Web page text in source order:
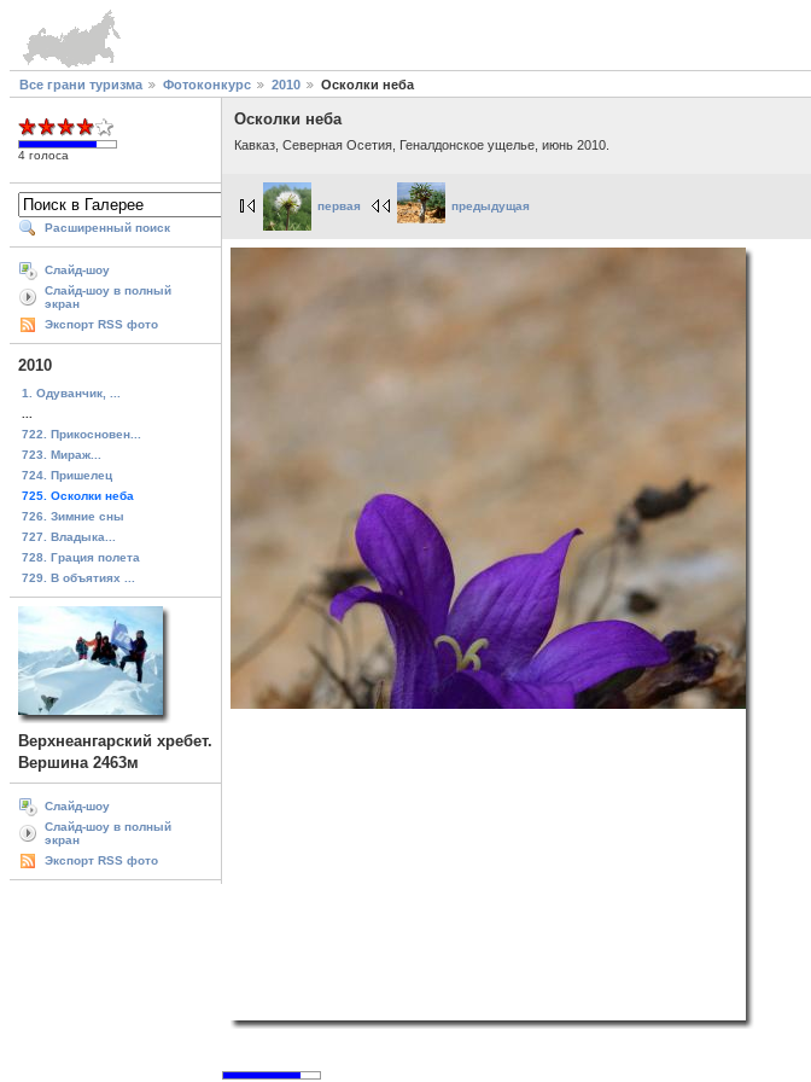
Все грани туризма Фотоконкурс 2010 Осколки неба
4 голоса
Расширенный поиск
Слайд-шоу
Слайд-шоу в полный
экран
Экспорт RSS фото
2010
1. Одуванчик, ...
722. Прикосновен...
723. Мираж...
724. Пришелец
725. Осколки неба
726. Зимние сны
727. Владыка...
728. Грация полета
729. В объятиях ...
Верхнеангарский хребет.
Вершина 2463м
Слайд-шоу
Слайд-шоу в полный
экран
Экспорт RSS фото
Осколки неба
Кавказ, Северная Осетия, Геналдонское ущелье, июнь 2010.
первая предыдущая